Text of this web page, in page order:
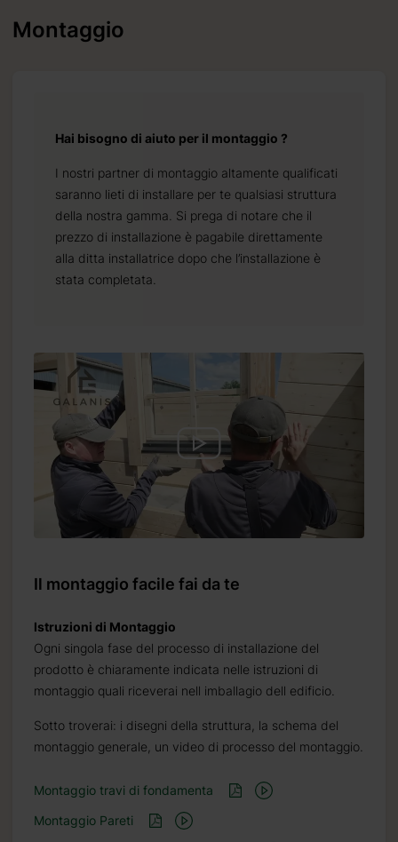
Montaggio
Hai bisogno di aiuto per il montaggio ?
I nostri partner di montaggio altamente qualificati
saranno lieti di installare per te qualsiasi struttura
della nostra gamma. Si prega di notare che il
prezzo di installazione è pagabile direttamente
alla ditta installatrice dopo che l’installazione è
stata completata.
Il montaggio facile fai da te
Istruzioni di Montaggio
Ogni singola fase del processo di installazione del
prodotto è chiaramente indicata nelle istruzioni di
montaggio quali riceverai nell imballagio dell edificio.
Sotto troverai: i disegni della struttura, la schema del
montaggio generale, un video di processo del montaggio.
Montaggio travi di fondamenta
Montaggio Pareti